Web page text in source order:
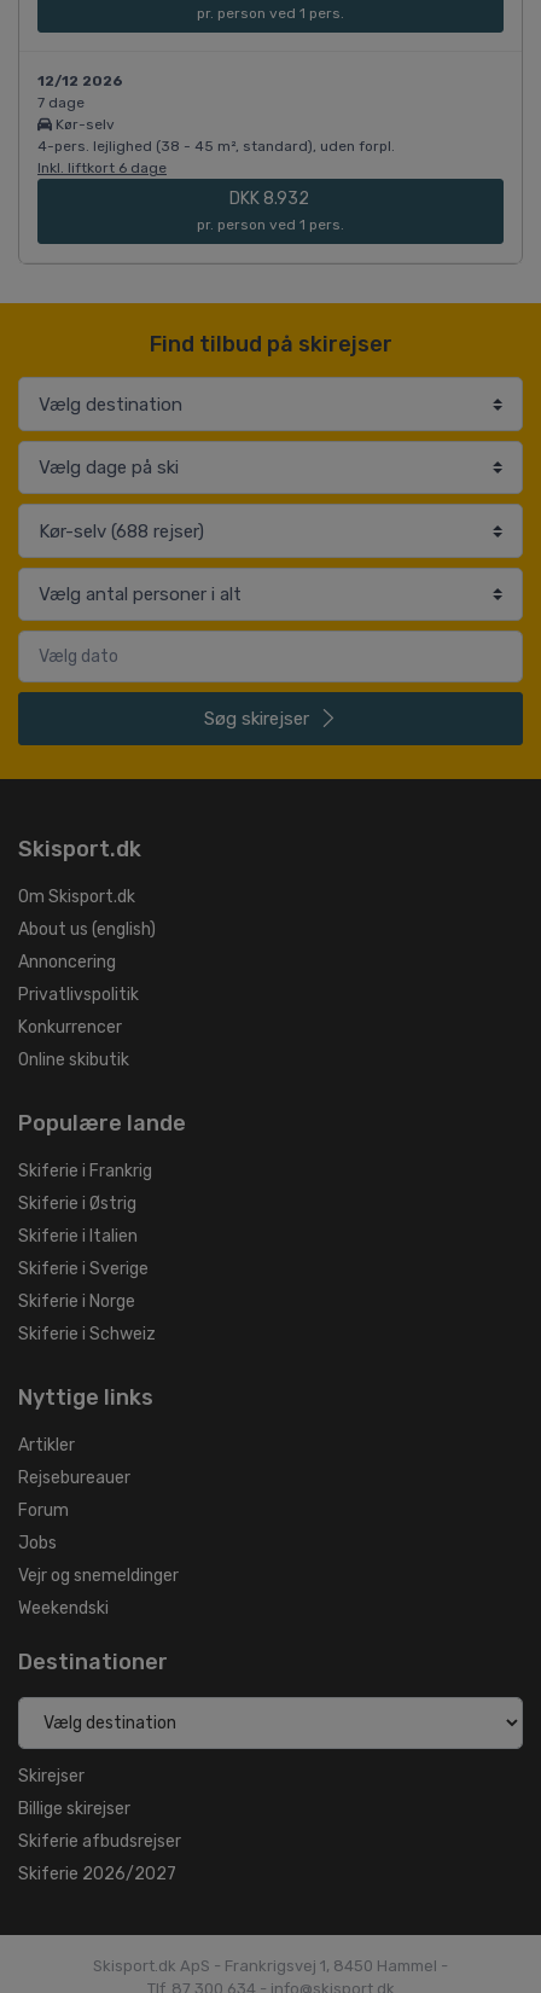
pr. person ved 1 pers.
12/12 2026
7 dage
Kør-selv
4-pers. lejlighed (38 - 45 m², standard), uden forpl.
Inkl. liftkort 6 dage
DKK 8.932
pr. person ved 1 pers.
Find tilbud på skirejser
Søg skirejser
Skisport.dk
Om Skisport.dk
About us (english)
Annoncering
Privatlivspolitik
Konkurrencer
Online skibutik
Populære lande
Skiferie i Frankrig
Skiferie i Østrig
Skiferie i Italien
Skiferie i Sverige
Skiferie i Norge
Skiferie i Schweiz
Nyttige links
Artikler
Rejsebureauer
Forum
Jobs
Vejr og snemeldinger
Weekendski
Destinationer
Skirejser
Billige skirejser
Skiferie afbudsrejser
Skiferie 2026/2027
Skisport.dk ApS - Frankrigsvej 1, 8450 Hammel -
Tlf. 87 300 634 - info@skisport.dk